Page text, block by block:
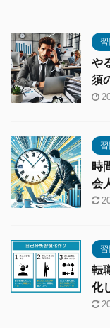
や
須
時
会
転
化